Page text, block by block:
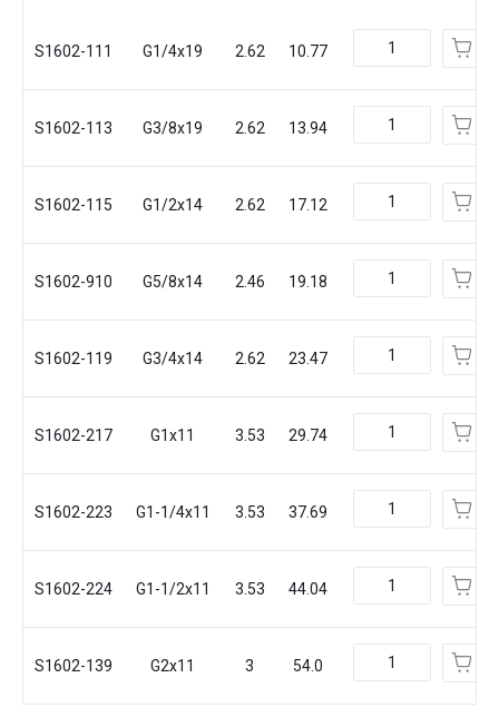
S1602-111 G1/4x19 2.62 10.77
S1602-113 G3/8x19 2.62 13.94
S1602-115 G1/2x14 2.62 17.12
S1602-910 G5/8x14 2.46 19.18
S1602-119 G3/4x14 2.62 23.47
S1602-217 G1x11 3.53 29.74
S1602-223 G1-1/4x11 3.53 37.69
S1602-224 G1-1/2x11 3.53 44.04
S1602-139 G2x11 3 54.0